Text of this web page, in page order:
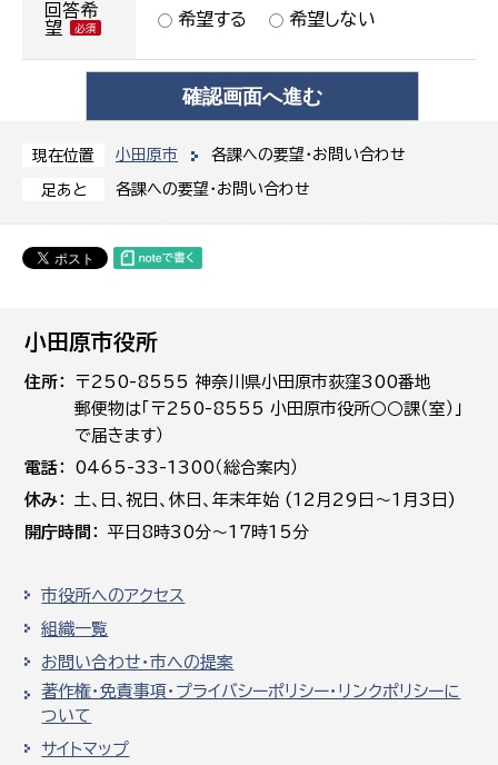
現在位置 小田原市 各課への要望・お問い合わせ
足あと 各課への要望・お問い合わせ
回答希
望
希望する 希望しない
小田原市役所
住所
〒250-8555 神奈川県小田原市荻窪300番地
郵便物は「〒250-8555 小田原市役所○○課（室）」
で届きます）
電話
0465-33-1300（総合案内）
休み
土､日､祝日、休日、年末年始 (12月29日～1月3日)
開庁時間
平日8時30分～17時15分
市役所へのアクセス
組織一覧
お問い合わせ・市への提案
著作権・免責事項・プライバシーポリシー・リンクポリシーに
ついて
サイトマップ